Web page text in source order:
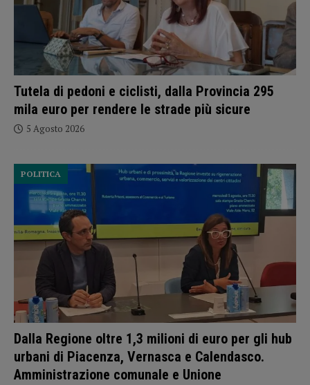
Tutela di pedoni e ciclisti, dalla Provincia 295
mila euro per rendere le strade più sicure
5 Agosto 2026
Dalla Regione oltre 1,3 milioni di euro per gli hub
urbani di Piacenza, Vernasca e Calendasco.
Amministrazione comunale e Unione
POLITICA